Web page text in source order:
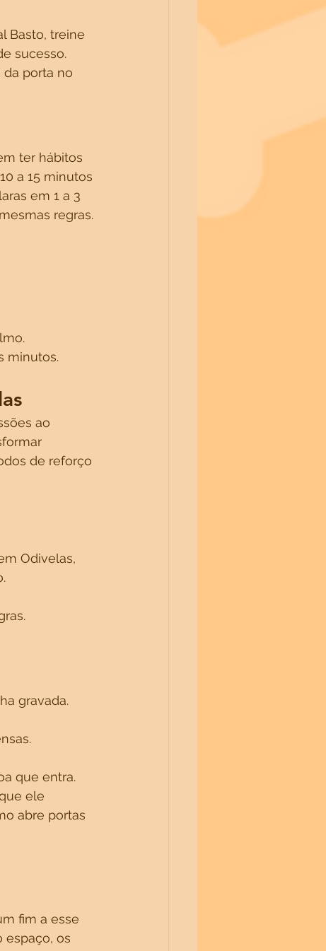
Basto, treine
sucesso.
da porta no
ter hábitos
a 15 minutos
em 1 a 3
regras.
minutos.
ao
de reforço
Odivelas,
gravada.
que entra.
ele
abre portas
fim a esse
espaço, os